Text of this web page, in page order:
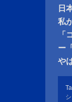
日
私
「
ー
や